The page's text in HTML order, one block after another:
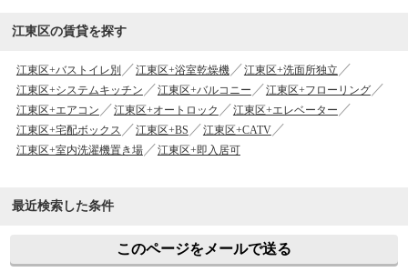
江東区の賃貸を探す
江東区+バストイレ別 江東区+浴室乾燥機
江東区+洗面所独立
江東区+システムキッチン
江東区+バルコニー
江東区+フローリング
江東区+エアコン
江東区+オートロック
江東区+エレベーター
江東区+宅配ボックス
江東区+BS
江東区+CATV
江東区+室内洗濯機置き場
江東区+即入居可
最近検索した条件
このページをメールで送る